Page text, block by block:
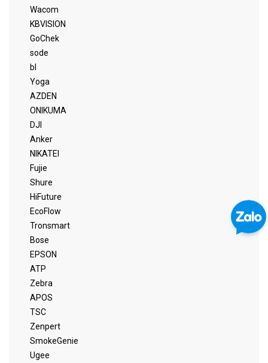
Wacom
KBVISION
GoChek
sode
bl
Yoga
AZDEN
ONIKUMA
DJI
Anker
NIKATEI
Fujie
Shure
HiFuture
EcoFlow
Tronsmart
Bose
EPSON
ATP
Zebra
APOS
TSC
Zenpert
SmokeGenie
Ugee